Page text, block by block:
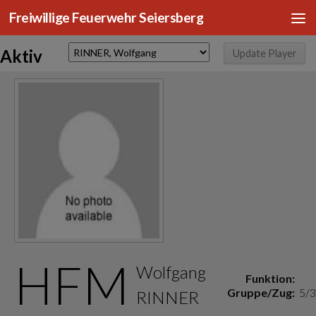
Zum Inhalt springen
Freiwillige Feuerwehr Seiersberg
Aktiv
HFM Wolfgang
RINNER
Funktion:
Gruppe/Zug: 5/3